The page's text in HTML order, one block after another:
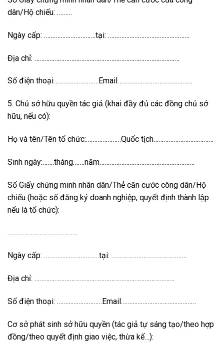
dân/Hộ chiếu: ………
Ngày cấp: ………………………….tại: ………………………………………….
Địa chỉ: ……………………………………………………………………………
Số điện thoại………………………Email………………………………………
5. Chủ sở hữu quyền tác giả (khai đầy đủ các đồng chủ sở
hữu, nếu có):
Họ và tên/Tên tổ chức:…………………Quốc tịch………………………………
Sinh ngày:…….tháng…….năm…………………………………………………
Số Giấy chứng minh nhân dân/Thẻ căn cước công dân/Hộ
chiếu (hoặc số đăng ký doanh nghiệp, quyết định thành lập
nếu là tổ chức):
……………………………………
Ngày cấp: ……………………………tại: ………………………………………
Địa chỉ: …………………………………………………………………………
Số điện thoại: ………………………Email………………………………………
Cơ sở phát sinh sở hữu quyền (tác giả tự sáng tạo/theo hợp
đồng/theo quyết định giao việc, thừa kế…):